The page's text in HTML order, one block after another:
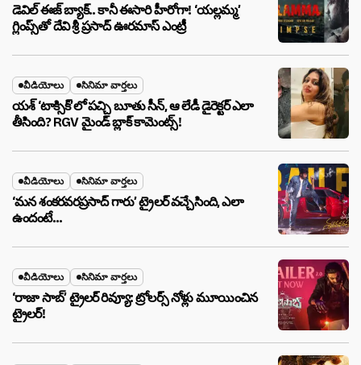
డెవిల్ ఈజ్ బ్యాక్.. కానీ ఈసారి హీరోగా! ‘యల్లమ్మ’
గ్లింప్స్‌తో దేవి శ్రీ ప్రసాద్ ఊరమాస్ ఎంట్రీ
వీడియోలు సినిమా వార్తలు
యశ్ ‘టాక్సిక్’లో పచ్చి బూతు సీన్, ఆ లేడీ డైరెక్టర్ ఎలా
తీసింది? RGV మైండ్ బ్లాక్ కామెంట్స్!
వీడియోలు సినిమా వార్తలు
‘మన శంకరవరప్రసాద్ గారు’ ట్రైలర్ వచ్చేసింది, ఎలా
ఉందంటే…
వీడియోలు సినిమా వార్తలు
‘రాజా సాబ్’ ట్రైలర్ రివ్యూ: ట్రోలర్స్ నోళ్లు మూయించిన
ట్రైలర్!